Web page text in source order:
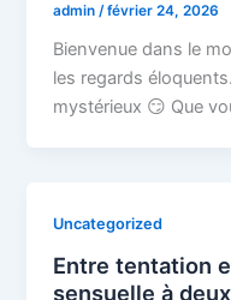
admin /février 24, 2026
Bienvenue dans le
les regards
mystérieux 😏 Que
Uncategorized
Entre tentation
sensuelle à deux